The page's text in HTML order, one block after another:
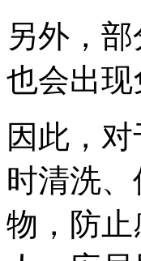
另外，
也会出
因此，
时清洗
物，防